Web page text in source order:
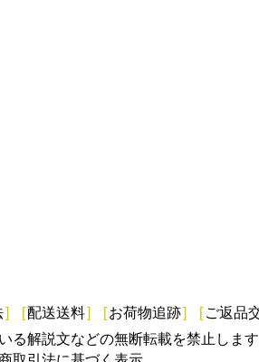
] [配送送料] [お荷物追跡] [ ご返品
る解説文などの無断転載を禁止します